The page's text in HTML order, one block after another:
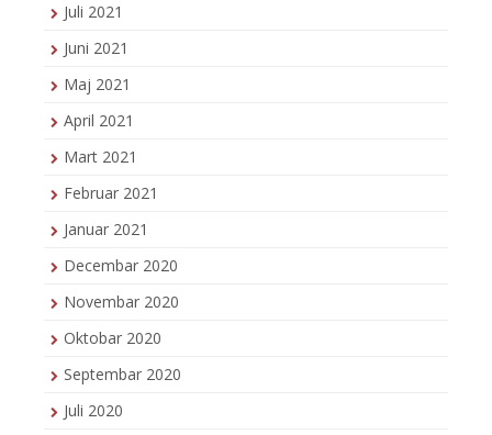
Juli 2021
Juni 2021
Maj 2021
April 2021
Mart 2021
Februar 2021
Januar 2021
Decembar 2020
Novembar 2020
Oktobar 2020
Septembar 2020
Juli 2020